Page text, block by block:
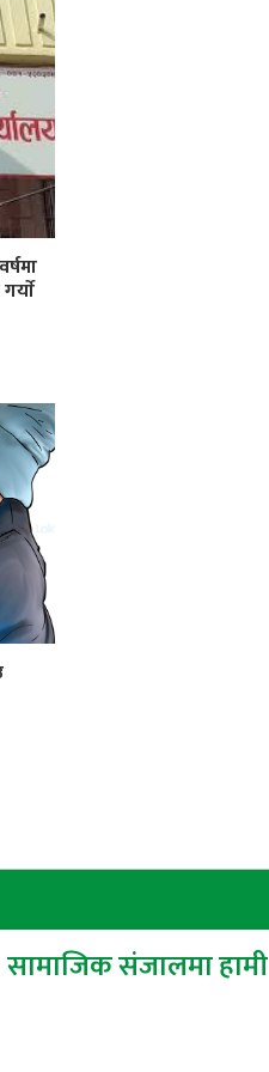
सामाजिक संजालमा हामी